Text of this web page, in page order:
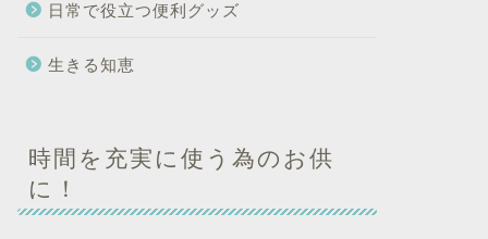
日常で役立つ便利グッズ
生きる知恵
時間を充実に使う為のお供
に！